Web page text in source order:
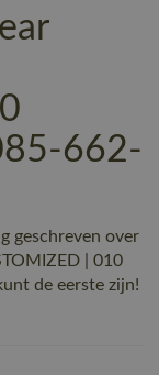
662-
geschreven over
| 010
de eerste zijn!